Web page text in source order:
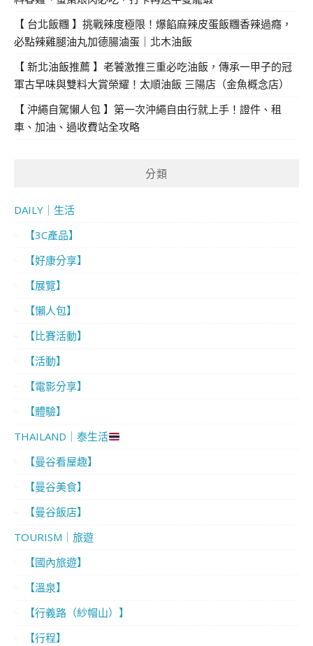
【 台北飯糰 】挑戰辣度極限！爆餡麻辣皮蛋飯糰香辣過癮，
必點辣雞腿油丸加德腸滷蛋｜北木油飯
【 新北油飯推薦 】老饕激推三重必吃油飯，傳承一甲子的冠
軍古早味與雙料大賞榮耀！太順油飯 三陽店（金魚概念店）
【 沖繩自駕懶人包 】第一次沖繩自由行就上手！證件、租
車、加油、過收費站全攻略
分類
DAILY｜生活
【3C產品】
【好康分享】
【展覽】
【懶人包】
【比賽活動】
【活動】
【電影分享】
【體驗】
THAILAND｜泰生活
【曼谷看屋趣】
【曼谷美食】
【曼谷飯店】
TOURISM｜旅遊
【國內旅遊】
【溫泉】
【行義路（紗帽山）】
【行程】